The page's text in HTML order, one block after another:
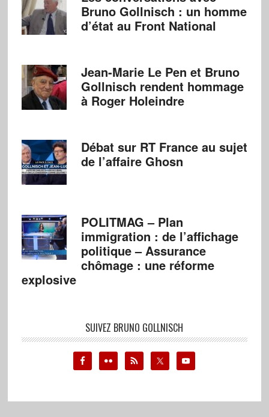
Bruno Gollnisch : un homme
d’état au Front National
Jean-Marie Le Pen et Bruno
Gollnisch rendent hommage
à Roger Holeindre
Débat sur RT France au sujet
de l’affaire Ghosn
POLITMAG – Plan
immigration : de l’affichage
politique – Assurance
chômage : une réforme
explosive
SUIVEZ BRUNO GOLLNISCH